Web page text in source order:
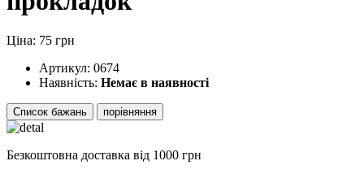
Ціна: 75 грн
Артикул: 0674
Наявність: Немає в наявності
Список бажань порівняння
Безкоштовна доставка від 1000 грн